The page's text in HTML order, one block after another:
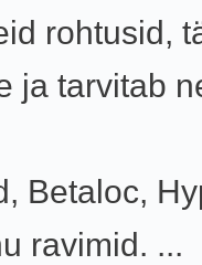
rohtusid,
ja tarvitab
Betaloc,
ravimid. ...